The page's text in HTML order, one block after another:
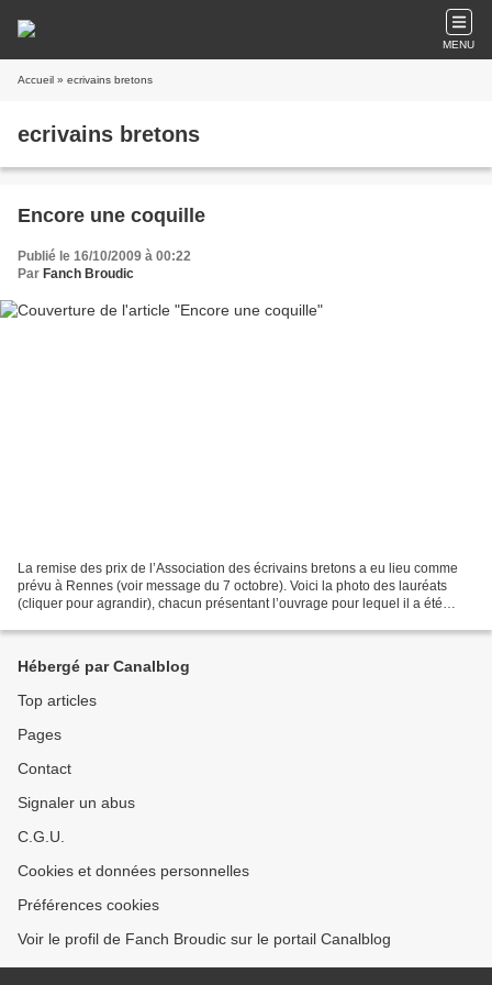
MENU
Accueil » ecrivains bretons
ecrivains bretons
Encore une coquille
Publié le 16/10/2009 à 00:22
Par Fanch Broudic
La remise des prix de l’Association des écrivains bretons a eu lieu comme
prévu à Rennes (voir message du 7 octobre). Voici la photo des lauréats
(cliquer pour agrandir), chacun présentant l’ouvrage pour lequel il a été
Hébergé par Canalblog
Top articles
Pages
Contact
Signaler un abus
C.G.U.
Cookies et données personnelles
Préférences cookies
Voir le profil de Fanch Broudic sur le portail Canalblog